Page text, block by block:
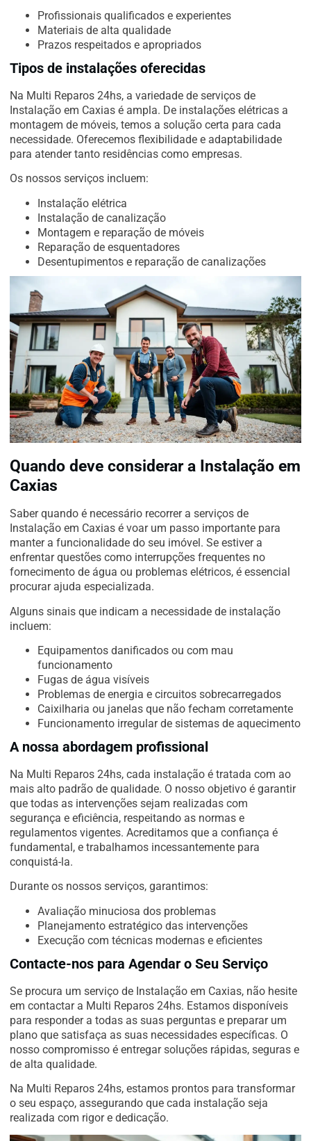
Profissionais qualificados e experientes
Materiais de alta qualidade
Prazos respeitados e apropriados
Tipos de instalações oferecidas
Na Multi Reparos 24hs, a variedade de serviços de
Instalação em Caxias é ampla. De instalações elétricas a
montagem de móveis, temos a solução certa para cada
necessidade. Oferecemos flexibilidade e adaptabilidade
para atender tanto residências como empresas.
Os nossos serviços incluem:
Instalação elétrica
Instalação de canalização
Montagem e reparação de móveis
Reparação de esquentadores
Desentupimentos e reparação de canalizações
Quando deve considerar a Instalação em
Caxias
Saber quando é necessário recorrer a serviços de
Instalação em Caxias é voar um passo importante para
manter a funcionalidade do seu imóvel. Se estiver a
enfrentar questões como interrupções frequentes no
fornecimento de água ou problemas elétricos, é essencial
procurar ajuda especializada.
Alguns sinais que indicam a necessidade de instalação
incluem:
Equipamentos danificados ou com mau
funcionamento
Fugas de água visíveis
Problemas de energia e circuitos sobrecarregados
Caixilharia ou janelas que não fecham corretamente
Funcionamento irregular de sistemas de aquecimento
A nossa abordagem profissional
Na Multi Reparos 24hs, cada instalação é tratada com ao
mais alto padrão de qualidade. O nosso objetivo é garantir
que todas as intervenções sejam realizadas com
segurança e eficiência, respeitando as normas e
regulamentos vigentes. Acreditamos que a confiança é
fundamental, e trabalhamos incessantemente para
conquistá-la.
Durante os nossos serviços, garantimos:
Avaliação minuciosa dos problemas
Planejamento estratégico das intervenções
Execução com técnicas modernas e eficientes
Contacte-nos para Agendar o Seu Serviço
Se procura um serviço de Instalação em Caxias, não hesite
em contactar a Multi Reparos 24hs. Estamos disponíveis
para responder a todas as suas perguntas e preparar um
plano que satisfaça as suas necessidades específicas. O
nosso compromisso é entregar soluções rápidas, seguras e
de alta qualidade.
Na Multi Reparos 24hs, estamos prontos para transformar
o seu espaço, assegurando que cada instalação seja
realizada com rigor e dedicação.